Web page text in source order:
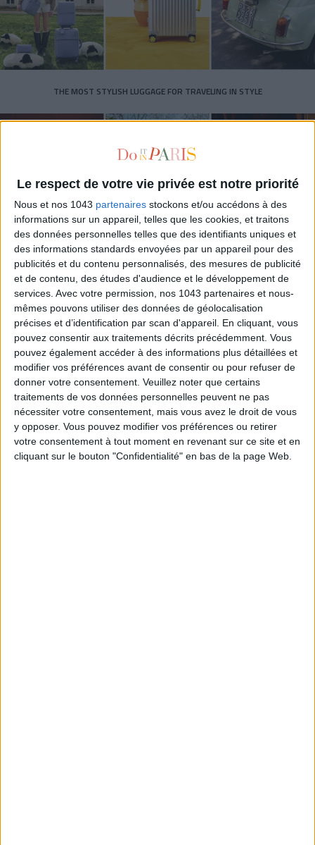
Le respect de votre vie privée est notre priorité
Nous et nos 1043 partenaires stockons et/ou accédons à des
informations sur un appareil, telles que les cookies, et traitons
des données personnelles telles que des identifiants uniques et
des informations standards envoyées par un appareil pour des
publicités et du contenu personnalisés, des mesures de publicité
et de contenu, des études d'audience et le développement de
services. Avec votre permission, nos 1043 partenaires et nous-
mêmes pouvons utiliser des données de géolocalisation
précises et d’identification par scan d'appareil. En cliquant, vous
pouvez consentir aux traitements décrits précédemment. Vous
pouvez également accéder à des informations plus détaillées et
modifier vos préférences avant de consentir ou pour refuser de
donner votre consentement. Veuillez noter que certains
traitements de vos données personnelles peuvent ne pas
nécessiter votre consentement, mais vous avez le droit de vous
y opposer. Vous pouvez modifier vos préférences ou retirer
votre consentement à tout moment en revenant sur ce site et en
cliquant sur le bouton "Confidentialité" en bas de la page Web.
THE MOST STYLISH LUGGAGE FOR TRAVELING IN STYLE
ÉLYSÉE - ÉTOILE: CHIC ADDRESSES TO REMEMBER
SUMMER JEWELRY THAT CAPTURES THE SEASON